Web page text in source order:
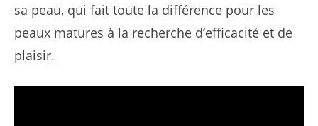
sa peau, qui fait toute la différence pour les
peaux matures à la recherche d’efficacité et de
plaisir.